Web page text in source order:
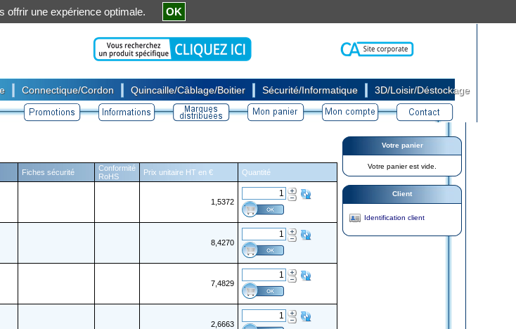
Connectique/Cordon Quincaille/Câblage/Boitier Sécurité/Informatique 3D/Loisir/Déstockage
Fiches sécurité
Conformité
RoHS
Prix unitaire HT en € Quantité
1,5372
8,4270
7,4829
2,6663
Votre panier
Votre panier est vide.
Client
Identification client
offrir une expérience optimale. OK